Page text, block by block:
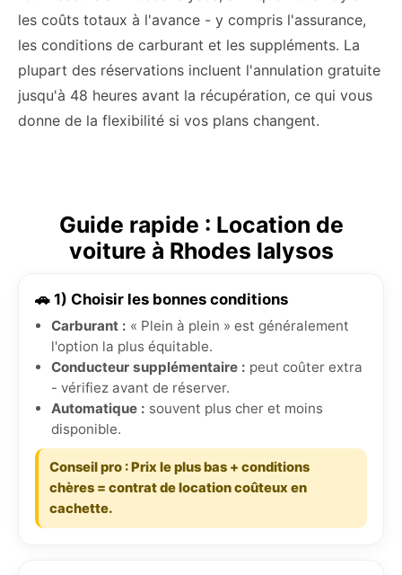
les coûts totaux à l'avance - y compris l'assurance,
les conditions de carburant et les suppléments. La
plupart des réservations incluent l'annulation gratuite
jusqu'à 48 heures avant la récupération, ce qui vous
donne de la flexibilité si vos plans changent.
Guide rapide : Location de
voiture à Rhodes Ialysos
🚗 1) Choisir les bonnes conditions
Carburant : « Plein à plein » est généralement
l'option la plus équitable.
Conducteur supplémentaire : peut coûter extra
- vérifiez avant de réserver.
Automatique : souvent plus cher et moins
disponible.
Conseil pro : Prix le plus bas + conditions
chères = contrat de location coûteux en
cachette.